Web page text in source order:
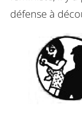
défense à